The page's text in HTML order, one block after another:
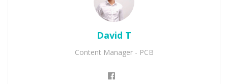
David T
Content Manager - PCB